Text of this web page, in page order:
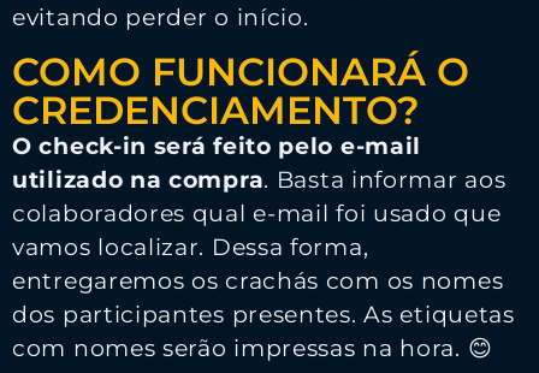
evitando perder o início.
COMO FUNCIONARÁ O
CREDENCIAMENTO?
O check-in será feito pelo e-mail
utilizado na compra. Basta informar aos
colaboradores qual e-mail foi usado que
vamos localizar. Dessa forma,
entregaremos os crachás com os nomes
dos participantes presentes. As etiquetas
com nomes serão impressas na hora. 😊